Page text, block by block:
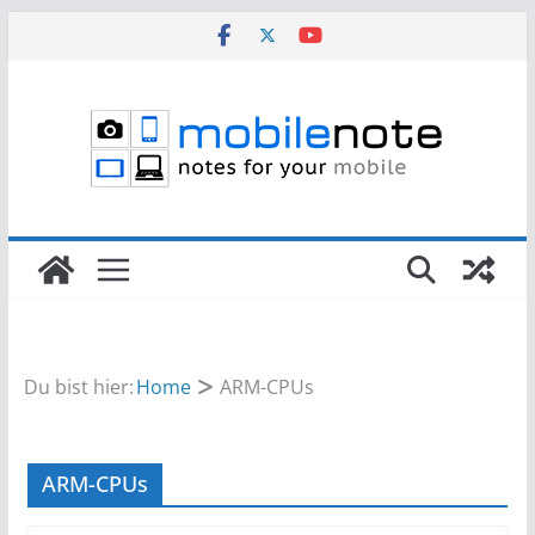
Du bist hier:Home ARM-CPUs
ARM-CPUs